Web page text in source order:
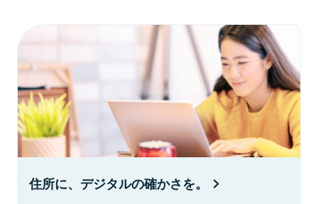
住所に、デジタルの確かさを。